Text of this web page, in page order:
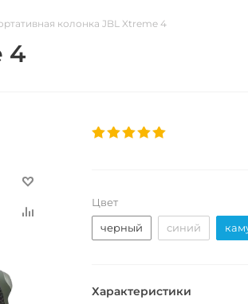
колонка JBL Xtreme 4
4
Цвет
черный
синий
Характеристики